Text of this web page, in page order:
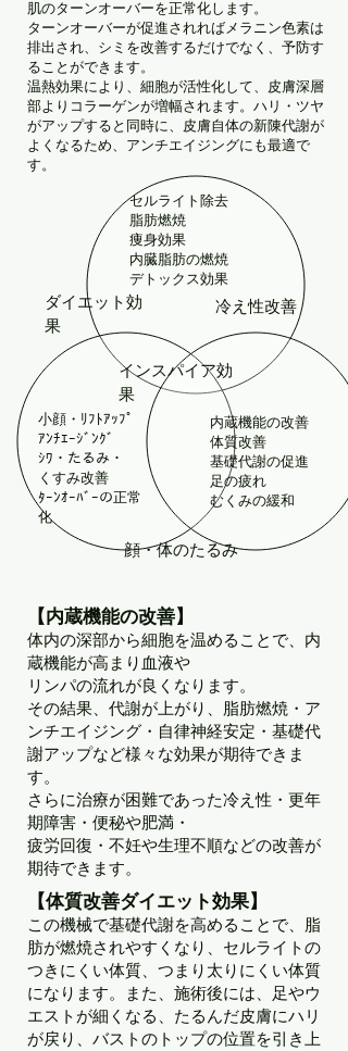
肌のターンオーバーを正常化します。
ターンオーバーが促進されればメラニン色素は
排出され、シミを改善するだけでなく、予防す
ることができます。
温熱効果により、細胞が活性化して、皮膚深層
部よりコラーゲンが増幅されます。ハリ・ツヤ
がアップすると同時に、皮膚自体の新陳代謝が
よくなるため、アンチエイジングにも最適で
す。
セルライト除去
脂肪燃焼
痩身効果
内臓脂肪の燃焼
デトックス効果
ダイエット効
果
冷え性改善
インスパイア効
果
小顔・ﾘﾌﾄｱｯﾌﾟ
ｱﾝﾁｴｰｼﾞﾝｸﾞ
ｼﾜ・たるみ・
くすみ改善
ﾀｰﾝｵｰﾊﾞｰの正常
化
内蔵機能の改善
体質改善
基礎代謝の促進
足の疲れ
むくみの緩和
顔・体のたるみ
【内蔵機能の改善】
体内の深部から細胞を温めることで、内
蔵機能が高まり血液や
リンパの流れが良くなります。
その結果、代謝が上がり、脂肪燃焼・ア
ンチエイジング・自律神経安定・基礎代
謝アップなど様々な効果が期待できま
す。
さらに治療が困難であった冷え性・更年
期障害・便秘や肥満・
疲労回復・不妊や生理不順などの改善が
期待できます。
【体質改善ダイエット効果】
この機械で基礎代謝を高めることで、脂
肪が燃焼されやすくなり、セルライトの
つきにくい体質、つまり太りにくい体質
になります。また、施術後には、足やウ
エストが細くなる、たるんだ皮膚にハリ
が戻り、バストのトップの位置を引き上